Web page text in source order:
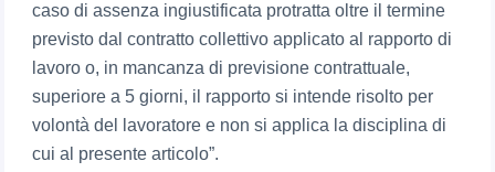
caso di assenza ingiustificata protratta oltre il termine
previsto dal contratto collettivo applicato al rapporto di
lavoro o, in mancanza di previsione contrattuale,
superiore a 5 giorni, il rapporto si intende risolto per
volontà del lavoratore e non si applica la disciplina di
cui al presente articolo”.